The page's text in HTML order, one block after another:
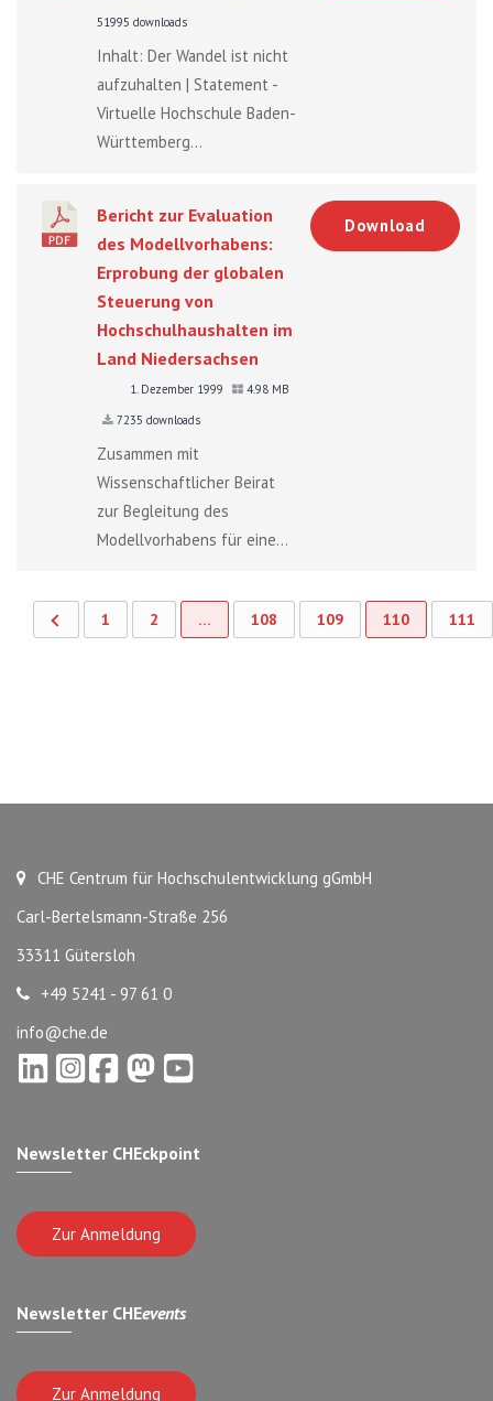
51995 downloads
Inhalt: Der Wandel ist nicht
aufzuhalten | Statement -
Virtuelle Hochschule Baden-
Württemberg...
Bericht zur Evaluation
des Modellvorhabens:
Erprobung der globalen
Steuerung von
Hochschulhaushalten im
Land Niedersachsen
1. Dezember 1999
4.98 MB
7235 downloads
Zusammen mit
Wissenschaftlicher Beirat
zur Begleitung des
Modellvorhabens für eine...
Download
1 2 … 108 109 110 111
CHE Centrum für Hochschulentwicklung gGmbH
Carl-Bertelsmann-Straße 256
33311 Gütersloh
+49 5241 - 97 61 0
info@che.de
Newsletter CHEckpoint
Zur Anmeldung
Newsletter CHEevents
Zur Anmeldung